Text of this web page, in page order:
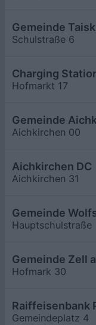
Gemeinde
Schulstraße 6
Charging
Hofmarkt 17
Gemeinde
Aichkirchen 00
Aichkirchen DC
Aichkirchen 31
Gemeinde
Hauptschulstraße
Gemeinde Zell
Hofmark 30
Raiffeisenbank
Gemeindeplatz 4